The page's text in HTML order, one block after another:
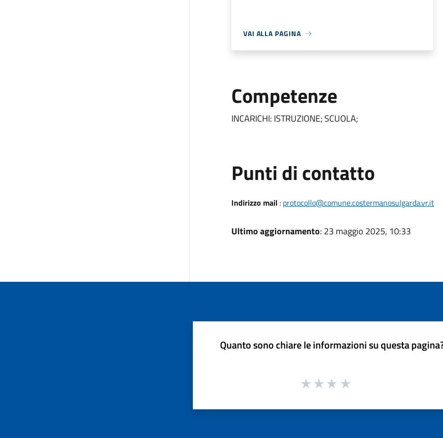
VAI ALLA PAGINA
Competenze
INCARICHI: ISTRUZIONE; SCUOLA;
Punti di contatto
Indirizzo mail: protocollo@comune.costermanosulgarda.vr.it
Ultimo aggiornamento: 23 maggio 2025, 10:33
Quanto sono chiare le informazioni su questa